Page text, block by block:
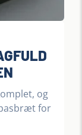
og
for